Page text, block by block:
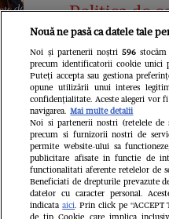
Politica de
Pariază responsabil!
821/25.09.2025.
Jocurile de noroc
Nouă ne pasă ca datele tale
Noi și partenerii noștri 596stocăm
precum identificatorii cookie unici
Puteți accepta sau gestiona
opune utilizării unui interes
confidențialitate. Aceste alegeri vor
navigarea. Mai multe detalii
Noi si partenerii nostri (retelele de
precum si furnizorii nostri de
permite website-ului sa
publicitare afisate in functie de
functionalitati aferente retelelor de
Beneficiati de drepturile prevazute
datelor cu caracter personal.
indicataaici. Prin click pe “ACCEPT
de tip Cookie, care implica